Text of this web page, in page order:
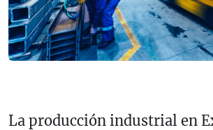
La producción industrial en